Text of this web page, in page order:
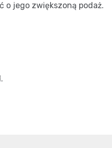
o jego zwiększoną podaż.